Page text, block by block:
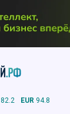
82.2 EUR 94.8